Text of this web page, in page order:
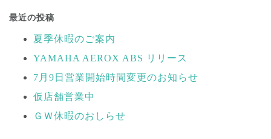
稿
ナ
ゲ
ー
シ
ン
最近の投稿
夏季休暇のご案内
YAMAHA AEROX ABS リリース
7月9日営業開始時間変更のお知らせ
仮店舗営業中
ＧＷ休暇のおしらせ